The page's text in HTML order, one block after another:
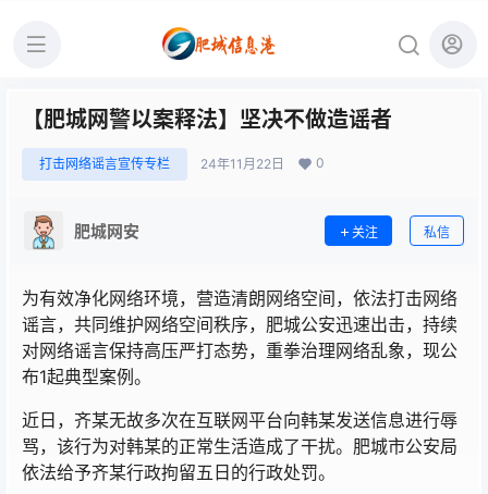
【肥城网警以案释法】坚决不做造谣者
打击网络谣言宣传专栏 24年11月22日 0
肥城网安 关注 私信
为有效净化网络环境，营造清朗网络空间，依法打击网络
谣言，共同维护网络空间秩序，肥城公安迅速出击，持续
对网络谣言保持高压严打态势，重拳治理网络乱象，现公
布1起典型案例。
近日，齐某无故多次在互联网平台向韩某发送信息进行辱
骂，该行为对韩某的正常生活造成了干扰。肥城市公安局
依法给予齐某行政拘留五日的行政处罚。